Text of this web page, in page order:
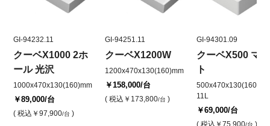
GI-94232.11
クーベX1000 2ホ
ール 光沢
1000x470x130(160)mm
￥89,000/台
( 税込 ￥97,900/台 )
GI-94251.11
クーベX1200W
1200x470x130(160)mm
￥158,000/台
( 税込 ￥173,800/台 )
GI-94301.09
クーベX500 マッ
ト
11L
￥69,000/台
( 税込 ￥75,900/台 )